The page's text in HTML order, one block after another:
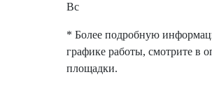
Вс
* Более подробную
графике работы, смотрите в
площадки.